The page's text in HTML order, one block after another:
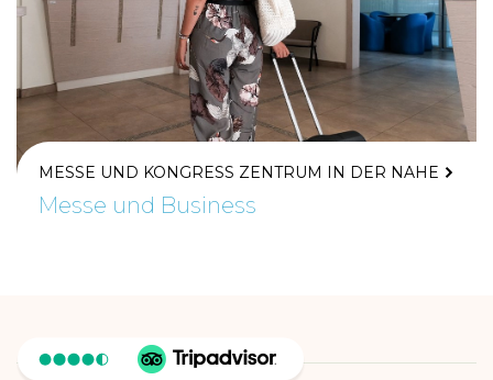
MESSE UND KONGRESS ZENTRUM IN DER NAHE
Messe und Business